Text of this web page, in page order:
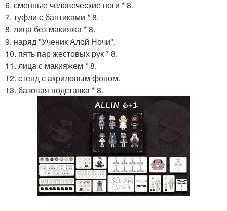
6. сменные человеческие ноги * 8.
7. туфли с бантиками * 8.
8. лица без макияжа * 8.
9. наряд "Ученик Алой Ночи".
10. пять пар жестовых рук * 8.
11. лица с макияжем * 8.
12. стенд с акриловым фоном.
13. базовая подставка * 8.